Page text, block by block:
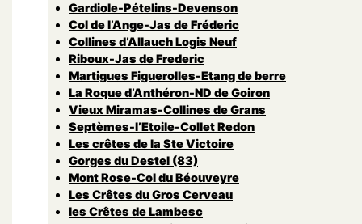
Gardiole-Pételins-Devenson
Col de l’Ange-Jas de Fréderic
Collines d’Allauch Logis Neuf
Riboux-Jas de Frederic
Martigues Figuerolles-Etang de berre
La Roque d’Anthéron-ND de Goiron
Vieux Miramas-Collines de Grans
Septèmes-l’Etoile-Collet Redon
Les crêtes de la Ste Victoire
Gorges du Destel (83)
Mont Rose-Col du Béouveyre
Les Crêtes du Gros Cerveau
les Crêtes de Lambesc